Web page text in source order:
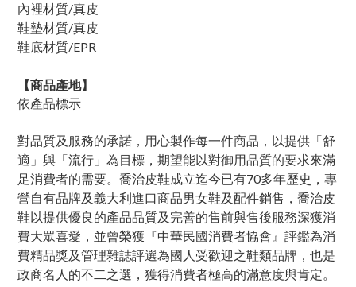
內裡材質/真皮
鞋墊材質/真皮
鞋底材質/EPR
【商品產地】
依產品標示
對品質及服務的承諾，用心製作每一件商品，以提供「舒
適」與「流行」為目標，期望能以對御用品質的要求來滿
足消費者的需要。喬治皮鞋成立迄今已有70多年歷史，專
營自有品牌及義大利進口商品男女鞋及配件銷售，喬治皮
鞋以提供優良的產品品質及完善的售前與售後服務深獲消
費大眾喜愛，並曾榮獲『中華民國消費者協會』評鑑為消
費精品獎及管理雜誌評選為國人受歡迎之鞋類品牌，也是
政商名人的不二之選，獲得消費者極高的滿意度與肯定。